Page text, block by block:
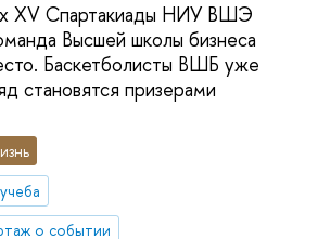
XV Спартакиады НИУ ВШЭ
Высшей школы бизнеса
Баскетболисты ВШБ уже
становятся призерами
о событии